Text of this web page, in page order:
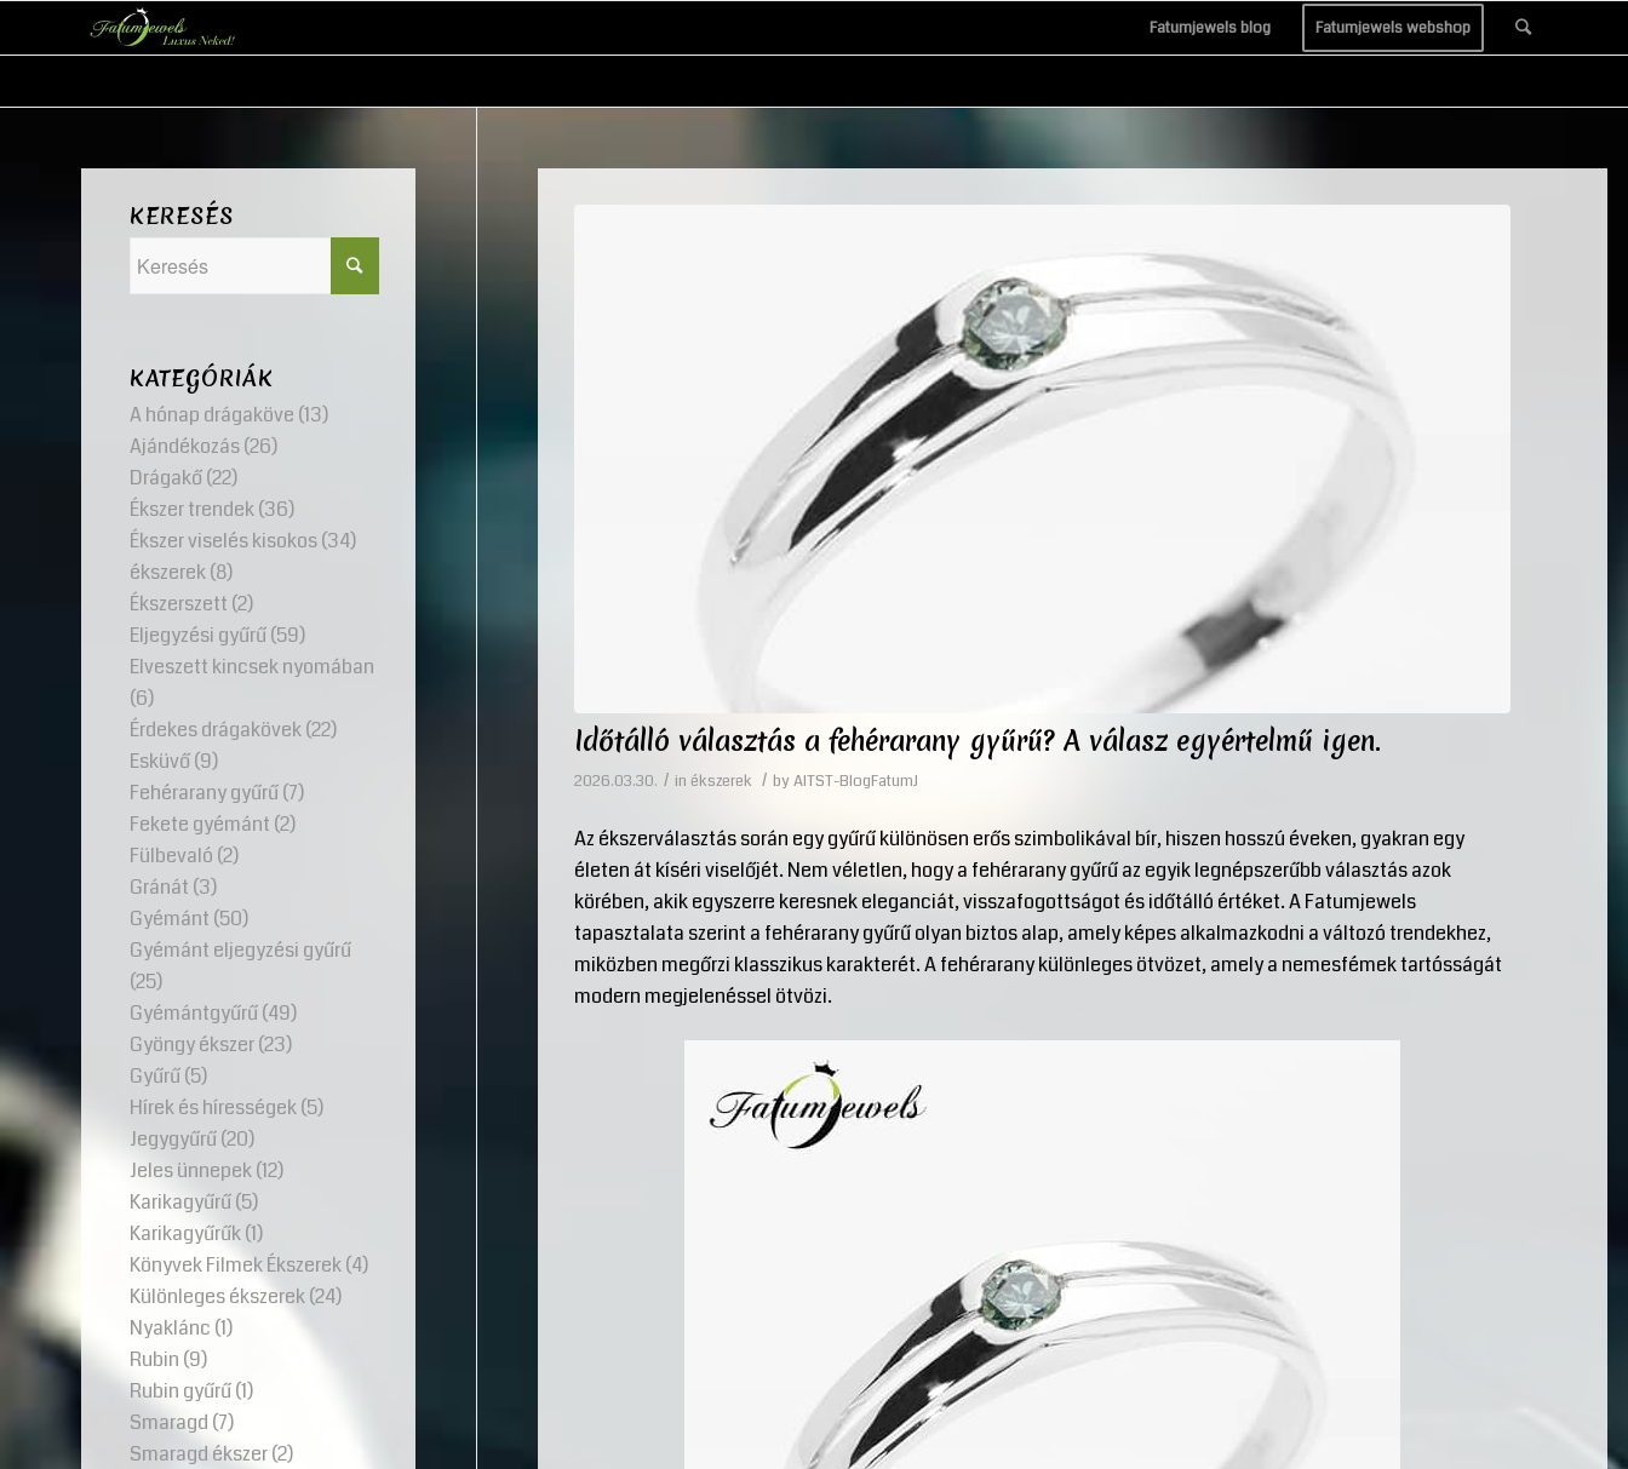
Fatumjewels blog Fatumjewels webshop
Időtálló választás a fehérarany gyűrű? A válasz egyértelmű igen.
2026.03.30. / in ékszerek / byAITST-BlogFatumJ
Az ékszerválasztás során egy gyűrű különösen erős szimbolikával bír, hiszen hosszú éveken, gyakran egy
életen át kíséri viselőjét. Nem véletlen, hogy a fehérarany gyűrű az egyik legnépszerűbb választás azok
körében, akik egyszerre keresnek eleganciát, visszafogottságot és időtálló értéket. A Fatumjewels
tapasztalata szerint a fehérarany gyűrű olyan biztos alap, amely képes alkalmazkodni a változó trendekhez,
miközben megőrzi klasszikus karakterét. A fehérarany különleges ötvözet, amely a nemesfémek tartósságát
modern megjelenéssel ötvözi.
KERESÉS
KATEGÓRIÁK
A hónap drágaköve (13)
Ajándékozás(26)
Drágakő(22)
Ékszer trendek(36)
Ékszer viselés kisokos(34)
ékszerek(8)
Ékszerszett (2)
Eljegyzési gyűrű(59)
Elveszett kincsek nyomában
(6)
Érdekes drágakövek(22)
Esküvő(9)
Fehérarany gyűrű(7)
Fekete gyémánt (2)
Fülbevaló (2)
Gránát (3)
Gyémánt (50)
Gyémánt eljegyzési gyűrű
(25)
Gyémántgyűrű(49)
Gyöngy ékszer(23)
Gyűrű(5)
Hírek és hírességek(5)
Jegygyűrű(20)
Jeles ünnepek(12)
Karikagyűrű(5)
Karikagyűrűk(1)
Könyvek Filmek Ékszerek(4)
Különleges ékszerek(24)
Nyaklánc (1)
Rubin (9)
Rubin gyűrű(1)
Smaragd (7)
Smaragd ékszer(2)